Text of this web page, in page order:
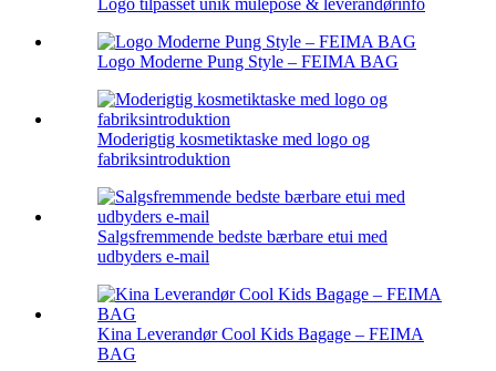
Logo tilpasset unik mulepose & leverandørinfo
Logo Moderne Pung Style – FEIMA BAG
Moderigtig kosmetiktaske med logo og
fabriksintroduktion
Salgsfremmende bedste bærbare etui med
udbyders e-mail
Kina Leverandør Cool Kids Bagage – FEIMA
BAG